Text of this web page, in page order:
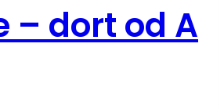
– dort od A